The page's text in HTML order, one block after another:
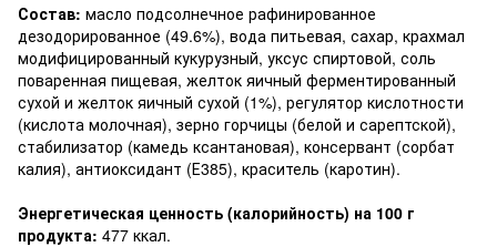
Состав: масло подсолнечное рафинированное
дезодорированное (49.6%), вода питьевая, сахар, крахмал
модифицированный кукурузный, уксус спиртовой, соль
поваренная пищевая, желток яичный ферментированный
сухой и желток яичный сухой (1%), регулятор кислотности
(кислота молочная), зерно горчицы (белой и сарептской),
стабилизатор (камедь ксантановая), консервант (сорбат
калия), антиоксидант (Е385), краситель (каротин).
Энергетическая ценность (калорийность) на 100 г
продукта: 477 ккал.